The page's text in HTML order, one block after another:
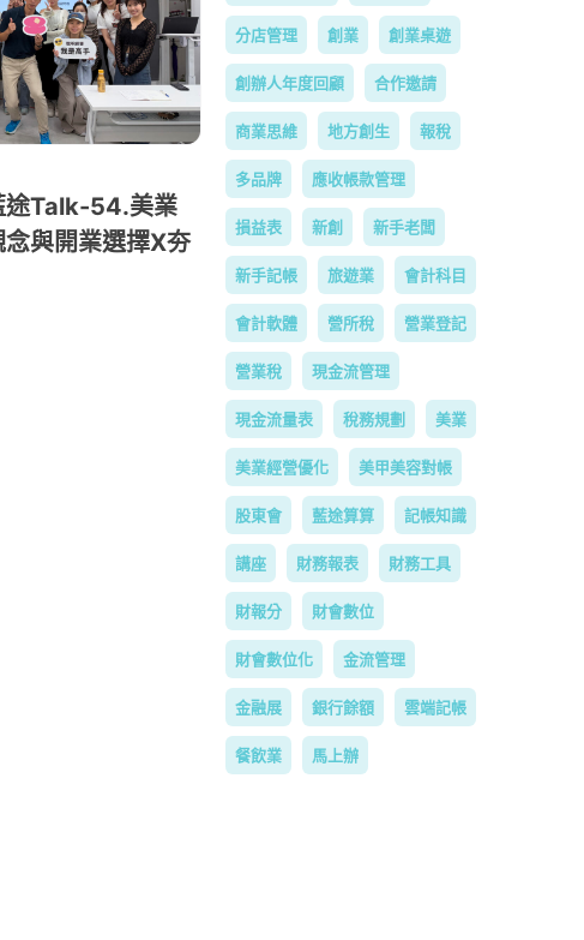
Talk-54.美業
與開業選擇X夯
分店管理 創業 創業桌遊
創辦人年度回顧 合作邀請
商業思維 地方創生 報稅
多品牌 應收帳款管理
損益表 新創 新手老闆
新手記帳 旅遊業 會計科目
會計軟體 營所稅 營業登記
營業稅 現金流管理
現金流量表 稅務規劃 美業
美業經營優化 美甲美容對帳
股東會 藍途算算 記帳知識
講座 財務報表 財務工具
財報分 財會數位
財會數位化 金流管理
金融展 銀行餘額 雲端記帳
餐飲業 馬上辦